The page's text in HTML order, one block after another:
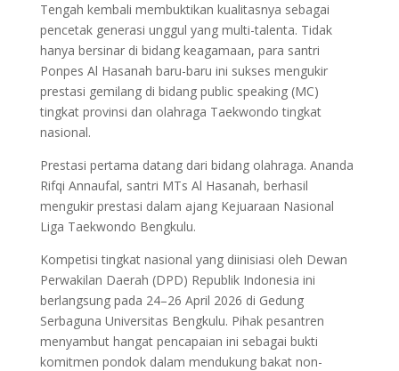
Tengah kembali membuktikan kualitasnya sebagai
pencetak generasi unggul yang multi-talenta. Tidak
hanya bersinar di bidang keagamaan, para santri
Ponpes Al Hasanah baru-baru ini sukses mengukir
prestasi gemilang di bidang public speaking (MC)
tingkat provinsi dan olahraga Taekwondo tingkat
nasional.
Prestasi pertama datang dari bidang olahraga. Ananda
Rifqi Annaufal, santri MTs Al Hasanah, berhasil
mengukir prestasi dalam ajang Kejuaraan Nasional
Liga Taekwondo Bengkulu.
Kompetisi tingkat nasional yang diinisiasi oleh Dewan
Perwakilan Daerah (DPD) Republik Indonesia ini
berlangsung pada 24–26 April 2026 di Gedung
Serbaguna Universitas Bengkulu. Pihak pesantren
menyambut hangat pencapaian ini sebagai bukti
komitmen pondok dalam mendukung bakat non-